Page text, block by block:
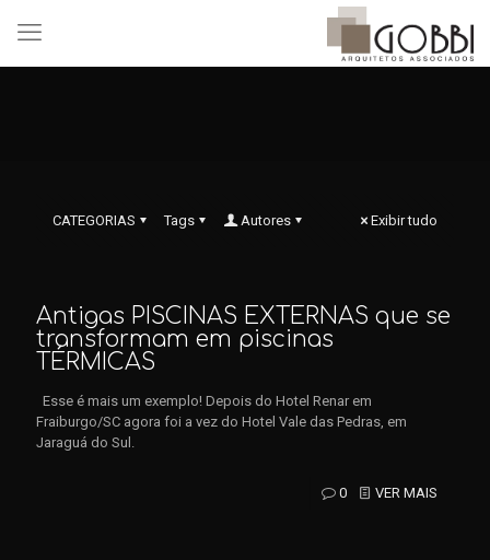
CATEGORIAS Tags Autores Exibir tudo
Antigas PISCINAS EXTERNAS que se
transformam em piscinas
TÉRMICAS
Esse é mais um exemplo! Depois do Hotel Renar em
Fraiburgo/SC agora foi a vez do Hotel Vale das Pedras, em
Jaraguá do Sul.
0 VER MAIS